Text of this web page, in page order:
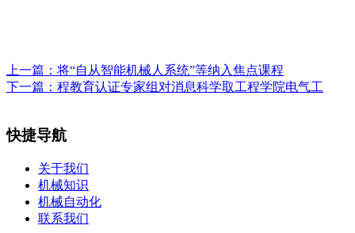
上一篇： 将“自从智能机械人系统”等纳入焦点课程
下一篇： 程教育认证专家组对消息科学取工程学院电气工
快捷导航
关于我们
机械知识
机械自动化
联系我们